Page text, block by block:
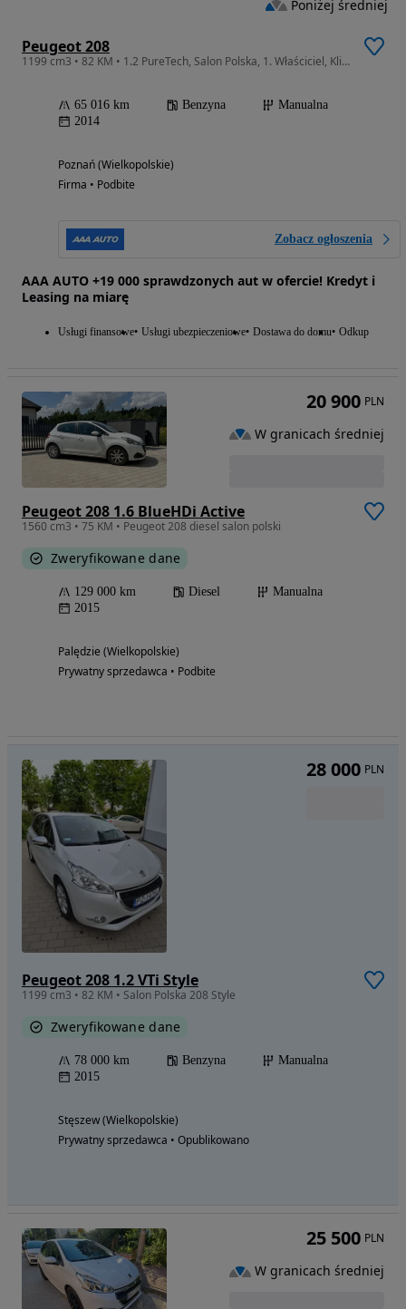
Peugeot 208
1199 cm3 • 82 KM • 1.2 PureTech, Salon Polska, 1. Właściciel, Klima, Tempomat ,
65 016 km Benzyna
Manualna
2014
Poznań (Wielkopolskie)
Firma • Podbite
Zobacz ogłoszenia
AAA AUTO +19 000 sprawdzonych aut w ofercie! Kredyt i
Leasing na miarę
Usługi finansowe Usługi ubezpieczeniowe Dostawa do domu Odkup
Poniżej średniej
Peugeot 208 1.6 BlueHDi Active
1560 cm3 • 75 KM • Peugeot 208 diesel salon polski
Zweryfikowane dane
129 000 km Diesel
Manualna
2015
Palędzie (Wielkopolskie)
Prywatny sprzedawca • Podbite
20 900 PLN
W granicach średniej
Peugeot 208 1.2 VTi Style
1199 cm3 • 82 KM • Salon Polska 208 Style
Zweryfikowane dane
78 000 km Benzyna
Manualna
2015
Stęszew (Wielkopolskie)
Prywatny sprzedawca • Opublikowano
28 000 PLN
25 500 PLN
W granicach średniej